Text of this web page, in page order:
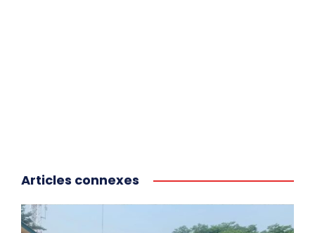
Articles connexes